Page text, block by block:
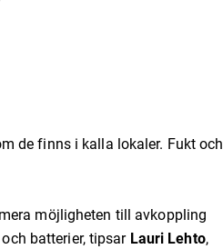
de finns i kalla lokaler. Fukt och
möjligheten till avkoppling
batterier, tipsar Lauri Lehto,